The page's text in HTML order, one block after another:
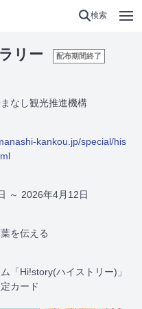
検索
リー 配布期間終了
なし観光推進機構
kankou.jp/special/his
～ 2026年4月12日
を伝える
「Hi!story(ハイストリー)」
カード